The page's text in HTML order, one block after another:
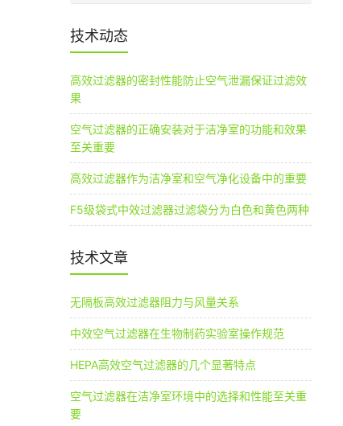
技术动态
高效过滤器的密封性能防止空气泄漏保证过滤效
果
空气过滤器的正确安装对于洁净室的功能和效果
至关重要
高效过滤器作为洁净室和空气净化设备中的重要
F5级袋式中效过滤器过滤袋分为白色和黄色两种
技术文章
无隔板高效过滤器阻力与风量关系
中效空气过滤器在生物制药实验室操作规范
HEPA高效空气过滤器的几个显著特点
空气过滤器在洁净室环境中的选择和性能至关重
要